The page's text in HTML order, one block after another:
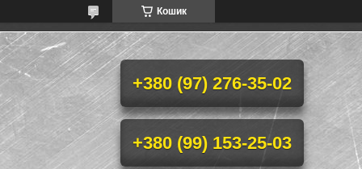
Кошик
+380 (97) 276-35-02
+380 (99) 153-25-03